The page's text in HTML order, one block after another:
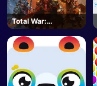
Total War:
WARHAMMER III -
Steam